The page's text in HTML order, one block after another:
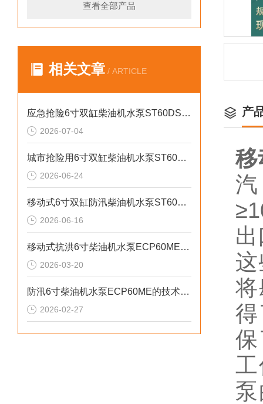
查看全部产品
相关文章 / ARTICLE
应急抢险6寸双缸柴油机水泵ST60DS产品介绍
2026-07-04
城市抢险用6寸双缸柴油机水泵ST60DS产品介绍
2026-06-24
移动式6寸双缸防汛柴油机水泵ST60SD产品介绍
2026-06-16
移动式抗洪6寸柴油机水泵ECP60ME产品介绍
2026-03-20
防汛6寸柴油机水泵ECP60ME的技术参数
2026-02-27
产
移